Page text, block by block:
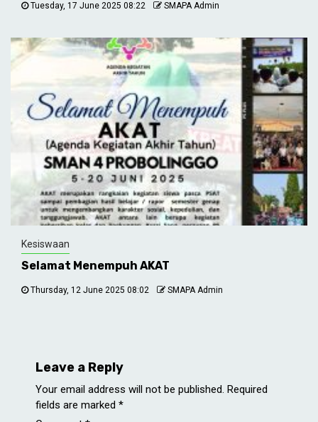
Tuesday, 17 June 2025 08:22 SMAPA Admin
Kesiswaan
Selamat Menempuh AKAT
Thursday, 12 June 2025 08:02 SMAPA Admin
Leave a Reply
Your email address will not be published. Required
fields are marked *